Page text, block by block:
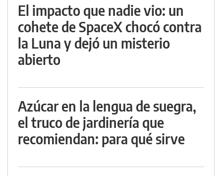
El impacto que nadie vio: un
cohete de SpaceX chocó contra
la Luna y dejó un misterio
abierto
Azúcar en la lengua de suegra,
el truco de jardinería que
recomiendan: para qué sirve